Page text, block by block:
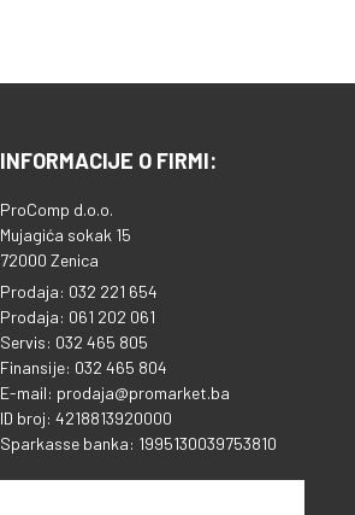
INFORMACIJE O FIRMI:
ProComp d.o.o.
Mujagića sokak 15
72000 Zenica
Prodaja: 032 221 654
Prodaja: 061 202 061
Servis: 032 465 805
Finansije: 032 465 804
E-mail: prodaja@promarket.ba
ID broj: 4218813920000
Sparkasse banka: 1995130039753810